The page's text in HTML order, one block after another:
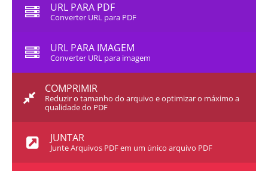
URL PARA PDF
Converter URL para PDF
URL PARA IMAGEM
Converter URL para imagem
COMPRIMIR
Reduzir o tamanho do arquivo e optimizar o máximo a
qualidade do PDF
JUNTAR
Junte Arquivos PDF em um único arquivo PDF